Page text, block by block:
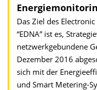
Das Ziel des
“EDNA” ist es,
netzwerkgebundene
Dezember 2016
sich mit der
und Smart Metering-